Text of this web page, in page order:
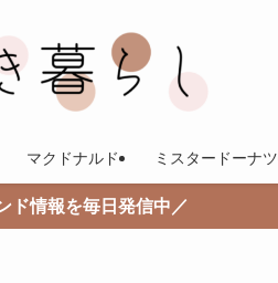
マクドナルド ミスタードーナツ
ド情報を毎日発信中／